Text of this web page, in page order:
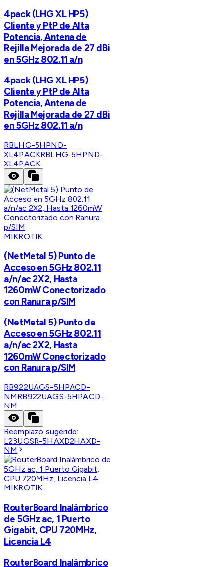
4pack (LHG XL HP5)
Cliente y PtP de Alta
Potencia, Antena de
Rejilla Mejorada de 27 dBi
en 5GHz 802.11 a/n
4pack (LHG XL HP5)
Cliente y PtP de Alta
Potencia, Antena de
Rejilla Mejorada de 27 dBi
en 5GHz 802.11 a/n
RBLHG-5HPND-
XL4PACKRBLHG-5HPND-
XL4PACK
MIKROTIK
(NetMetal 5) Punto de
Acceso en 5GHz 802.11
a/n/ac 2X2, Hasta
1260mW Conectorizado
con Ranura p/SIM
(NetMetal 5) Punto de
Acceso en 5GHz 802.11
a/n/ac 2X2, Hasta
1260mW Conectorizado
con Ranura p/SIM
RB922UAGS-5HPACD-
NMRB922UAGS-5HPACD-
NM
Reemplazo sugerido:
L23UGSR-5HAXD2HAXD-
NM
MIKROTIK
RouterBoard Inalámbrico
de 5GHz ac, 1 Puerto
Gigabit, CPU 720MHz,
Licencia L4
RouterBoard Inalámbrico